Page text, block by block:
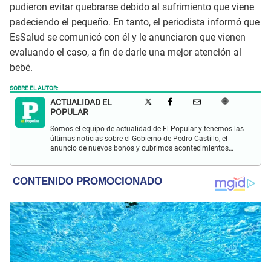
pudieron evitar quebrarse debido al sufrimiento que viene
padeciendo el pequeño. En tanto, el periodista informó que
EsSalud se comunicó con él y le anunciaron que vienen
evaluando el caso, a fin de darle una mejor atención al
bebé.
SOBRE EL AUTOR:
ACTUALIDAD EL
POPULAR
Somos el equipo de actualidad de El Popular y tenemos las
últimas noticias sobre el Gobierno de Pedro Castillo, el
anuncio de nuevos bonos y cubrimos acontecimientos